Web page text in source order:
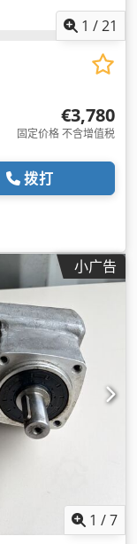
1 /21
€3,780
固定价格 不含增值税
拨打
小广告
1 /7